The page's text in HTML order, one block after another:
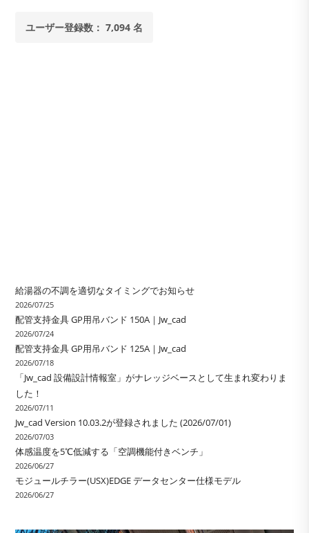
ユーザー登録数： 7,094 名
給湯器の不調を適切なタイミングでお知らせ
2026/07/25
配管支持金具 GP用吊バンド 150A｜Jw_cad
2026/07/24
配管支持金具 GP用吊バンド 125A｜Jw_cad
2026/07/18
「Jw_cad 設備設計情報室」がナレッジベースとして生まれ変わりま
した！
2026/07/11
Jw_cad Version 10.03.2が登録されました (2026/07/01)
2026/07/03
体感温度を5℃低減する「空調機能付きベンチ」
2026/06/27
モジュールチラー(USX)EDGE データセンター仕様モデル
2026/06/27